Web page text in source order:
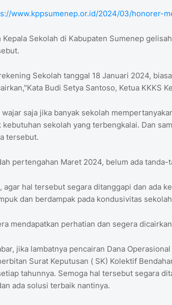
www.kppsumenep.or.id/2024/03/honorer-
Kepala Sekolah di Kabupaten Sumenep
Sekolah tanggal 18 Januari 2024,
Budi Setya Santoso, Ketua KKKS
saja jika banyak sekolah
kebutuhan sekolah yang terbengkalai. Dan
tersebut.
pertengahan Maret 2024, belum ada tanda-
agar hal tersebut segara ditanggapi dan ada
dan berdampak pada kondusivitas
mendapatkan perhatian dan segera
jika lambatnya pencairan Dana
Surat Keputusan ( SK) Kolektif
tahunnya. Semoga hal tersebut segara
ada solusi terbaik nantinya.